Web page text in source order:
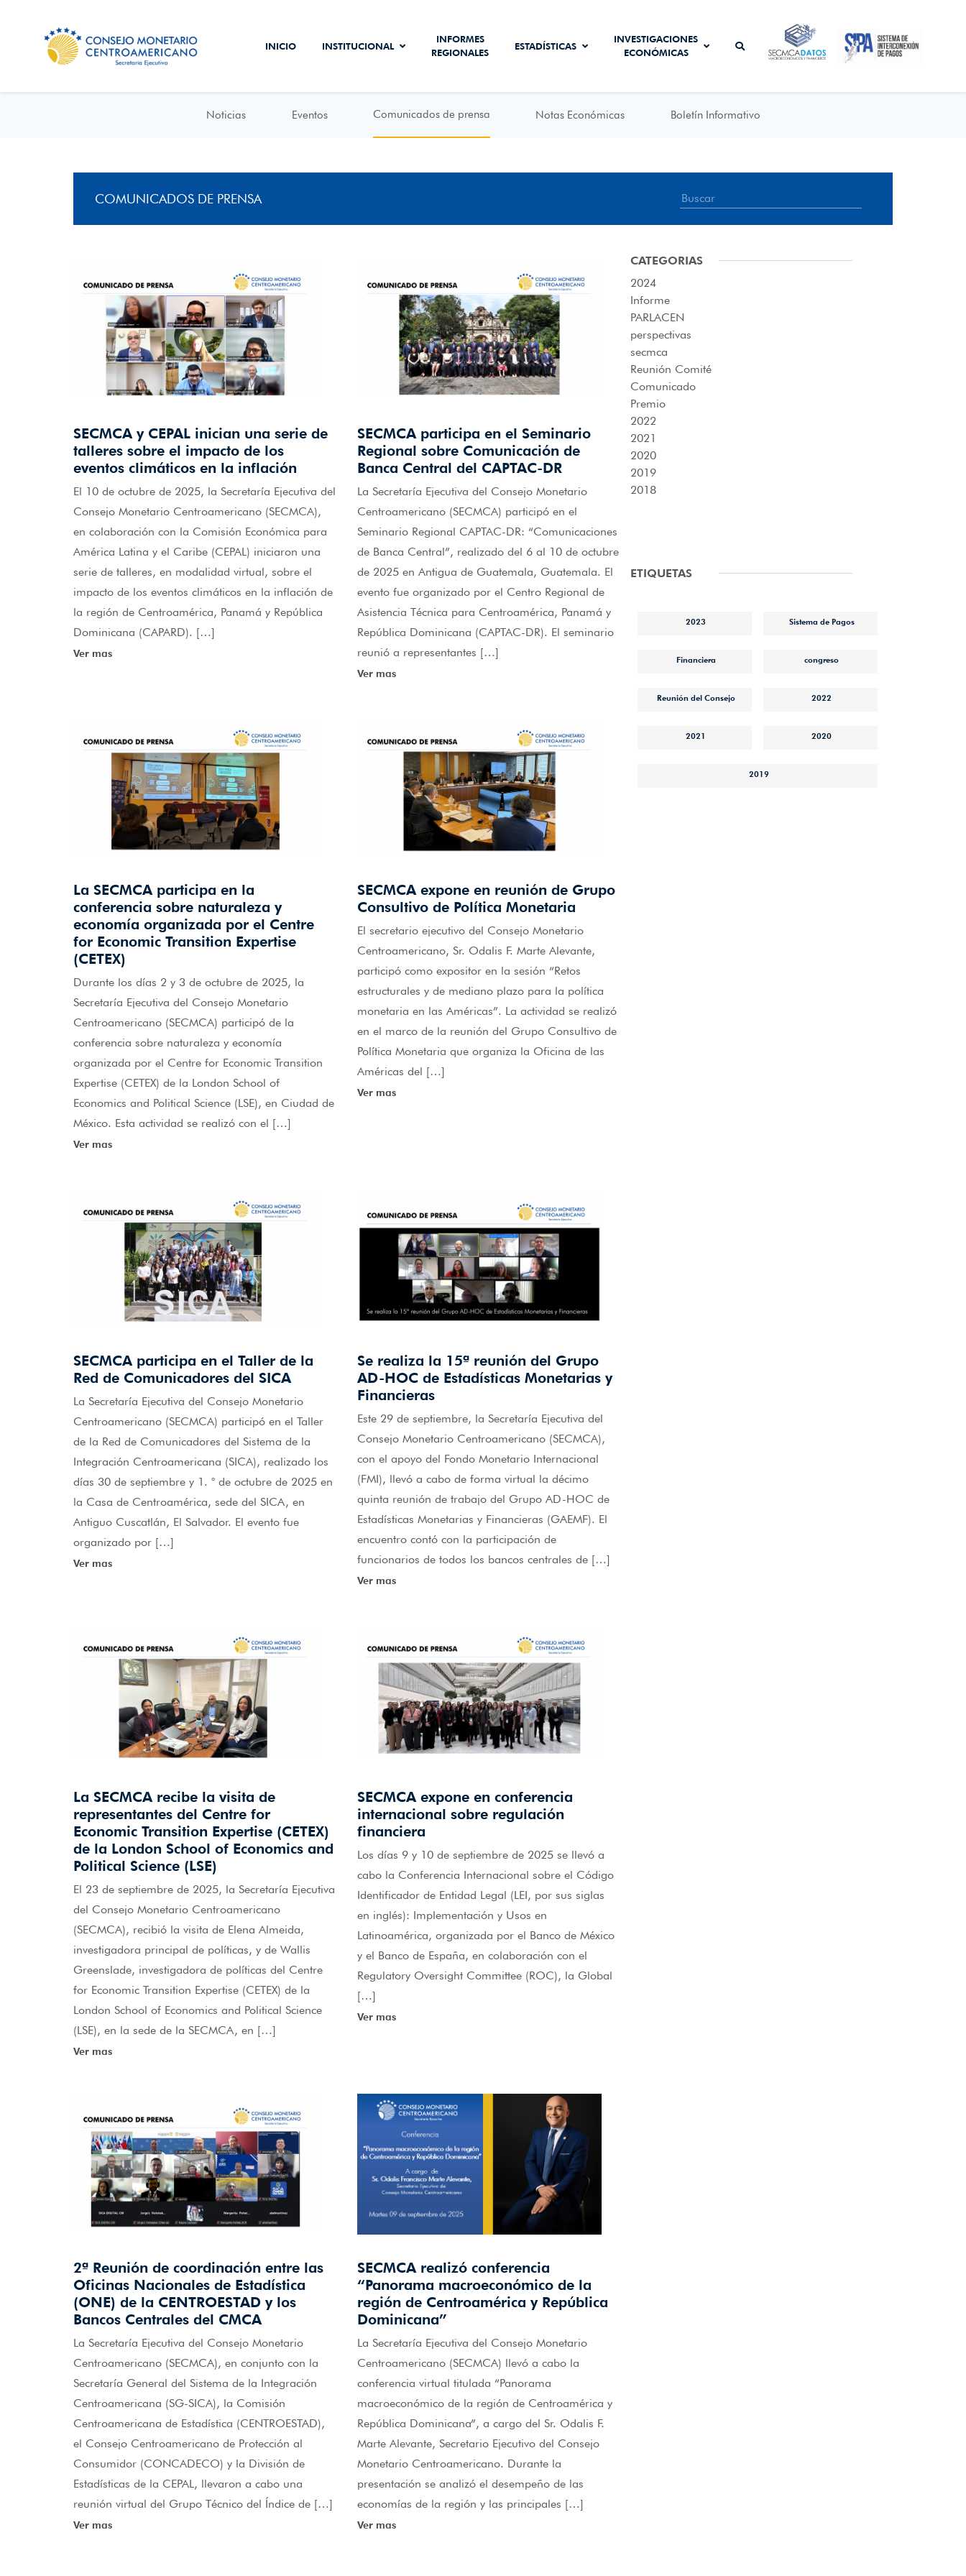
INICIO INSTITUCIONAL
INFORMES
REGIONALES
ESTADÍSTICAS
INVESTIGACIONES
ECONÓMICAS
SECMCA
DATOS
SISTEMA DE
INTERCONEXIÓN
DE PAGOS
Noticias Eventos Comunicados de prensa Notas Económicas Boletín Informativo
COMUNICADOS DE PRENSA
SECMCA y CEPAL inician una serie de
talleres sobre el impacto de los
eventos climáticos en la inflación
El 10 de octubre de 2025, la Secretaría Ejecutiva del
Consejo Monetario Centroamericano (SECMCA),
en colaboración con la Comisión Económica para
América Latina y el Caribe (CEPAL) iniciaron una
serie de talleres, en modalidad virtual, sobre el
impacto de los eventos climáticos en la inflación de
la región de Centroamérica, Panamá y República
Dominicana (CAPARD). […]
Ver mas
SECMCA participa en el Seminario
Regional sobre Comunicación de
Banca Central del CAPTAC-DR
La Secretaría Ejecutiva del Consejo Monetario
Centroamericano (SECMCA) participó en el
Seminario Regional CAPTAC-DR: “Comunicaciones
de Banca Central”, realizado del 6 al 10 de octubre
de 2025 en Antigua de Guatemala, Guatemala. El
evento fue organizado por el Centro Regional de
Asistencia Técnica para Centroamérica, Panamá y
República Dominicana (CAPTAC-DR). El seminario
reunió a representantes […]
Ver mas
La SECMCA participa en la
conferencia sobre naturaleza y
economía organizada por el Centre
for Economic Transition Expertise
(CETEX)
Durante los días 2 y 3 de octubre de 2025, la
Secretaría Ejecutiva del Consejo Monetario
Centroamericano (SECMCA) participó de la
conferencia sobre naturaleza y economía
organizada por el Centre for Economic Transition
Expertise (CETEX) de la London School of
Economics and Political Science (LSE), en Ciudad de
México. Esta actividad se realizó con el […]
Ver mas
SECMCA expone en reunión de Grupo
Consultivo de Política Monetaria
El secretario ejecutivo del Consejo Monetario
Centroamericano, Sr. Odalis F. Marte Alevante,
participó como expositor en la sesión “Retos
estructurales y de mediano plazo para la política
monetaria en las Américas”. La actividad se realizó
en el marco de la reunión del Grupo Consultivo de
Política Monetaria que organiza la Oficina de las
Américas del […]
Ver mas
SECMCA participa en el Taller de la
Red de Comunicadores del SICA
La Secretaría Ejecutiva del Consejo Monetario
Centroamericano (SECMCA) participó en el Taller
de la Red de Comunicadores del Sistema de la
Integración Centroamericana (SICA), realizado los
días 30 de septiembre y 1. ° de octubre de 2025 en
la Casa de Centroamérica, sede del SICA, en
Antiguo Cuscatlán, El Salvador. El evento fue
organizado por […]
Ver mas
Se realiza la 15ª reunión del Grupo
AD-HOC de Estadísticas Monetarias y
Financieras
Este 29 de septiembre, la Secretaría Ejecutiva del
Consejo Monetario Centroamericano (SECMCA),
con el apoyo del Fondo Monetario Internacional
(FMI), llevó a cabo de forma virtual la décimo
quinta reunión de trabajo del Grupo AD-HOC de
Estadísticas Monetarias y Financieras (GAEMF). El
encuentro contó con la participación de
funcionarios de todos los bancos centrales de […]
Ver mas
La SECMCA recibe la visita de
representantes del Centre for
Economic Transition Expertise (CETEX)
de la London School of Economics and
Political Science (LSE)
El 23 de septiembre de 2025, la Secretaría Ejecutiva
del Consejo Monetario Centroamericano
(SECMCA), recibió la visita de Elena Almeida,
investigadora principal de políticas, y de Wallis
Greenslade, investigadora de políticas del Centre
for Economic Transition Expertise (CETEX) de la
London School of Economics and Political Science
(LSE), en la sede de la SECMCA, en […]
Ver mas
SECMCA expone en conferencia
internacional sobre regulación
financiera
Los días 9 y 10 de septiembre de 2025 se llevó a
cabo la Conferencia Internacional sobre el Código
Identificador de Entidad Legal (LEI, por sus siglas
en inglés): Implementación y Usos en
Latinoamérica, organizada por el Banco de México
y el Banco de España, en colaboración con el
Regulatory Oversight Committee (ROC), la Global
[…]
Ver mas
2ª Reunión de coordinación entre las
Oficinas Nacionales de Estadística
(ONE) de la CENTROESTAD y los
Bancos Centrales del CMCA
La Secretaría Ejecutiva del Consejo Monetario
Centroamericano (SECMCA), en conjunto con la
Secretaría General del Sistema de la Integración
Centroamericana (SG-SICA), la Comisión
Centroamericana de Estadística (CENTROESTAD),
el Consejo Centroamericano de Protección al
Consumidor (CONCADECO) y la División de
Estadísticas de la CEPAL, llevaron a cabo una
reunión virtual del Grupo Técnico del Índice de […]
Ver mas
SECMCA realizó conferencia
“Panorama macroeconómico de la
región de Centroamérica y República
Dominicana”
La Secretaría Ejecutiva del Consejo Monetario
Centroamericano (SECMCA) llevó a cabo la
conferencia virtual titulada “Panorama
macroeconómico de la región de Centroamérica y
República Dominicana”, a cargo del Sr. Odalis F.
Marte Alevante, Secretario Ejecutivo del Consejo
Monetario Centroamericano. Durante la
presentación se analizó el desempeño de las
economías de la región y las principales […]
Ver mas
CATEGORIAS
2024
Informe
PARLACEN
perspectivas
secmca
Reunión Comité
Comunicado
Premio
2022
2021
2020
2019
2018
ETIQUETAS
2023 Sistema de Pagos
Financiera congreso
Reunión del Consejo 2022
2021 2020
2019